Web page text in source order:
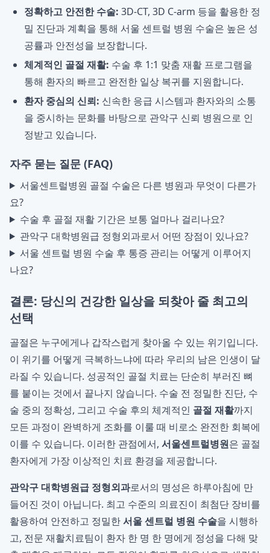
정확하고 안전한 수술: 3D-CT, 3D C-arm 등을 활용한 정
밀 진단과 계획을 통해 서울 센트럴 병원 수술은 높은 성
공률과 안전성을 보장합니다.
체계적인 골절 재활: 수술 후 1:1 맞춤 재활 프로그램을
통해 환자의 빠르고 완전한 일상 복귀를 지원합니다.
환자 중심의 신뢰: 신속한 응급 시스템과 환자와의 소통
을 중시하는 문화를 바탕으로 관악구 신뢰 병원으로 인
정받고 있습니다.
자주 묻는 질문 (FAQ)
서울센트럴병원 골절 수술은 다른 병원과 무엇이 다른가
요?
수술 후 골절 재활 기간은 보통 얼마나 걸리나요?
관악구 대학병원급 정형외과로서 어떤 장점이 있나요?
서울 센트럴 병원 수술 후 통증 관리는 어떻게 이루어지
나요?
결론: 당신의 건강한 일상을 되찾아 줄 최고의
선택
골절은 누구에게나 갑작스럽게 찾아올 수 있는 위기입니다.
이 위기를 어떻게 극복하느냐에 따라 우리의 남은 인생이 달
라질 수 있습니다. 성공적인 골절 치료는 단순히 부러진 뼈
를 붙이는 것에서 끝나지 않습니다. 수술 전 정밀한 진단, 수
술 중의 정확성, 그리고 수술 후의 체계적인 골절 재활까지
모든 과정이 완벽하게 조화를 이룰 때 비로소 완전한 회복에
이를 수 있습니다. 이러한 관점에서, 서울센트럴병원은 골절
환자에게 가장 이상적인 치료 환경을 제공합니다.
관악구 대학병원급 정형외과로서의 명성은 하루아침에 만
들어진 것이 아닙니다. 최고 수준의 의료진이 최첨단 장비를
활용하여 안전하고 정밀한서울 센트럴 병원 수술을 시행하
고, 전문 재활치료팀이 환자 한 명 한 명에게 정성을 다해 맞